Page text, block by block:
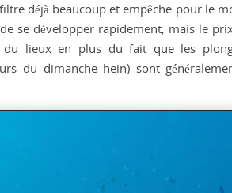
déjà beaucoup et empêche pour le
se développer rapidement, mais le
du lieux en plus du fait que les
du dimanche hein) sont